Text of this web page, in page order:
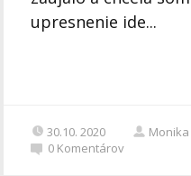
upresnenie ide...
30.10. 2020
0 Komentárov